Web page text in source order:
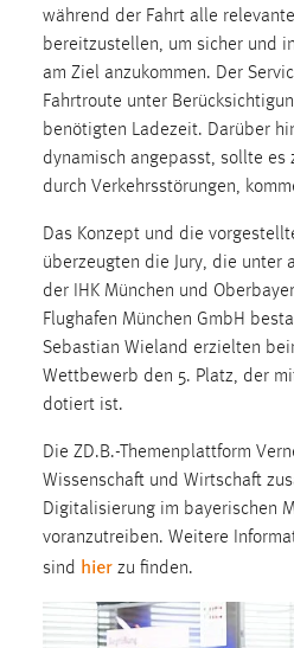
während der Fahrt alle
bereitzustellen, um sicher und
am Ziel anzukommen. Der
Fahrtroute unter
benötigten Ladezeit. Darüber
dynamisch angepasst, sollte es
durch Verkehrsstörungen,
Das Konzept und die
überzeugten die Jury, die unter
der IHK München und
Flughafen München GmbH
Sebastian Wieland erzielten
Wettbewerb den 5. Platz, der
dotiert ist.
Die ZD.B.-Themenplattform
Wissenschaft und Wirtschaft
Digitalisierung im bayerischen
voranzutreiben. Weitere
sind hier zu finden.
STATISTIK
Statistik Cookies erfassen
Diese Informationen helfen
unsere Besucher unsere
Matomo
Name:
_pk_ref, _pk_cvar, _pk_id,
Zweck:
Zugriffsstatistik
Cookie Laufzeit:
Max. 13 Monate
MARKETING
Marketing Cookies werden
verwendet, um
Sie tun dies, indem sie